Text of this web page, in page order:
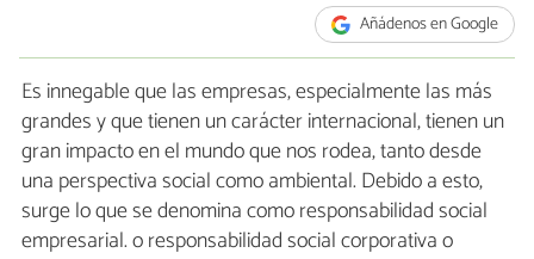
Añádenos en Google
Es innegable que las empresas, especialmente las más
grandes y que tienen un carácter internacional, tienen un
gran impacto en el mundo que nos rodea, tanto desde
una perspectiva social como ambiental. Debido a esto,
surge lo que se denomina como responsabilidad social
empresarial. o responsabilidad social corporativa o